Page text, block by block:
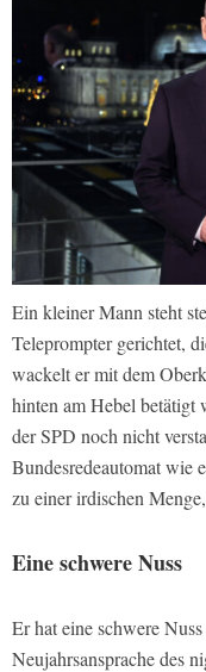
Ein kleiner Mann steht
Teleprompter gerichtet,
wackelt er mit dem
hinten am Hebel betätigt
der SPD noch nicht
Bundesredeautomat wie
zu einer irdischen
Eine schwere Nuss
Er hat eine schwere
Neujahrsansprache des